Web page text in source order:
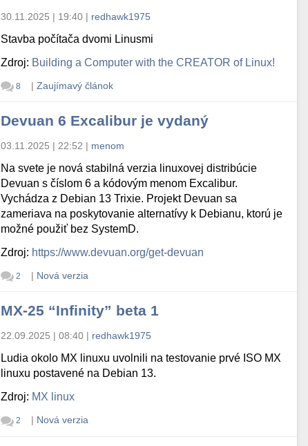
30.11.2025 | 19:40 | redhawk1975
Stavba počítača dvomi Linusmi
Zdroj: Building a Computer with the CREATOR of Linux!
8 | Zaujímavý článok
Devuan 6 Excalibur je vydaný
03.11.2025 | 22:52 | menom
Na svete je nová stabilná verzia linuxovej distribúcie
Devuan s číslom 6 a kódovým menom Excalibur.
Vychádza z Debian 13 Trixie. Projekt Devuan sa
zameriava na poskytovanie alternatívy k Debianu, ktorú je
možné použiť bez SystemD.
Zdroj: https://www.devuan.org/get-devuan
2 | Nová verzia
MX-25 “Infinity” beta 1
22.09.2025 | 08:40 | redhawk1975
Ludia okolo MX linuxu uvolnili na testovanie prvé ISO MX
linuxu postavené na Debian 13.
Zdroj: MX linux
2 | Nová verzia